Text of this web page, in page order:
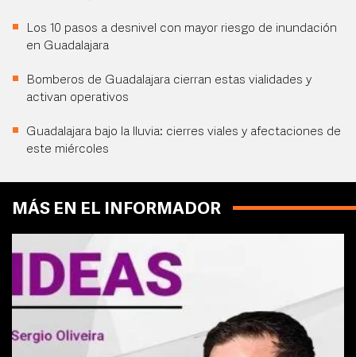
Los 10 pasos a desnivel con mayor riesgo de inundación
en Guadalajara
Bomberos de Guadalajara cierran estas vialidades y
activan operativos
Guadalajara bajo la lluvia: cierres viales y afectaciones de
este miércoles
MÁS EN EL INFORMADOR